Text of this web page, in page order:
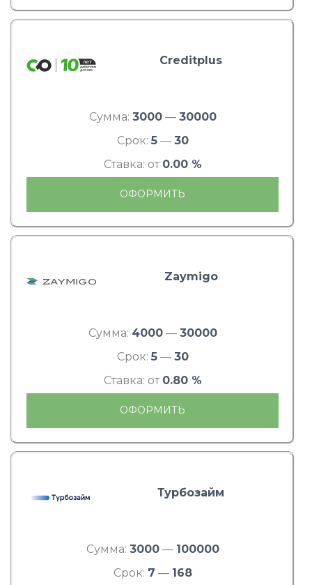
Creditplus
Сумма: 3000— 30000
Срок: 5— 30
Ставка: от 0.00 %
ОФОРМИТЬ
Zaymigo
Сумма: 4000— 30000
Срок: 5— 30
Ставка: от 0.80 %
ОФОРМИТЬ
Турбозайм
Сумма: 3000— 100000
Срок: 7 — 168